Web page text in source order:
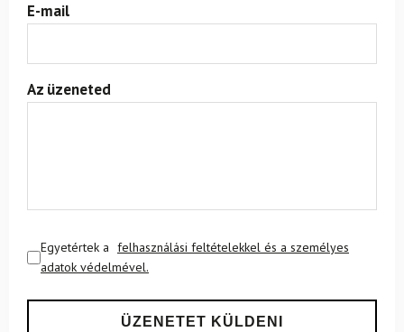
E-mail
Az üzeneted
Egyetértek a felhasználási feltételekkel és a személyes
adatok védelmével.